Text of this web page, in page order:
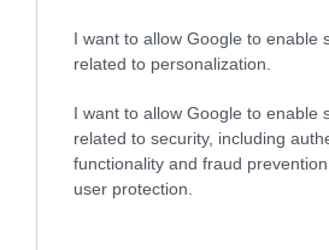
I want to allow Google to enable
related to personalization.
I want to allow Google to enable
related to security, including
functionality and fraud
user protection.
Emissions Reporting Tool
kibocsátási érték és a
ülésre jutó értékét.
Amennyiben ennek az
kötelezettségének nem tesz